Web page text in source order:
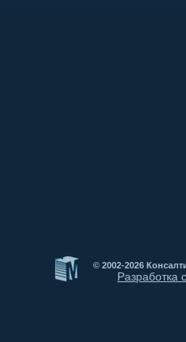
© 2002-2026
Разработка